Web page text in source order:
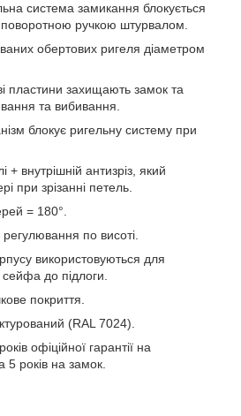
система замикання блокується
поворотною ручкою штурвалом.
обертових ригеля діаметром
пластини захищають замок та
та вибивання.
блокує ригельну систему при
+ внутрішній антизріз, який
при зрізанні петель.
= 180°.
по висоті.
використовуються для
до підлоги.
покриття.
(RAL 7024).
офіційної гарантії на
5 років на замок.